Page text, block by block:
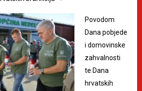
Povodom
Dana pobjede
i domovinske
zahvalnosti
te Dana
hrvatskih